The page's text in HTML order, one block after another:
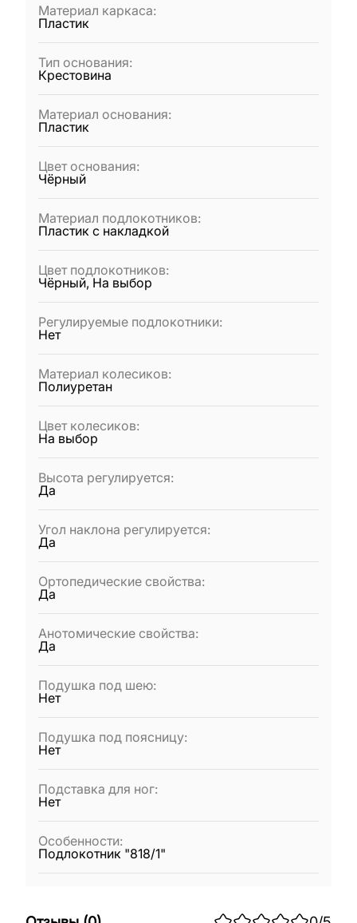
Материал каркаса:
Пластик
Тип основания:
Крестовина
Материал основания:
Пластик
Цвет основания:
Чёрный
Материал подлокотников:
Пластик с накладкой
Цвет подлокотников:
Чёрный, На выбор
Регулируемые подлокотники:
Нет
Материал колесиков:
Полиуретан
Цвет колесиков:
На выбор
Высота регулируется:
Да
Угол наклона регулируется:
Да
Ортопедические свойства:
Да
Анотомические свойства:
Да
Подушка под шею:
Нет
Подушка под поясницу:
Нет
Подставка для ног:
Нет
Особенности:
Подлокотник "818/1"